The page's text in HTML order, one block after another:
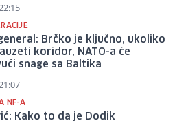
Brčko je ključno, ukoliko
koridor, NATO-a će
snage sa Baltika
NF-A
Kako to da je Dodik